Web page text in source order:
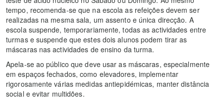
tempo, recomenda-se que na escola as refeições devem ser
realizadas na mesma sala, um assento e única direcção. A
escola suspende, temporariamente, todas as actividades entre
turmas e suspende que estes dois alunos podem tirar as
máscaras nas actividades de ensino da turma.
Apela-se ao público que deve usar as máscaras, especialmente
em espaços fechados, como elevadores, implementar
rigorosamente várias medidas antiepidémicas, manter distância
social e evitar multidões.